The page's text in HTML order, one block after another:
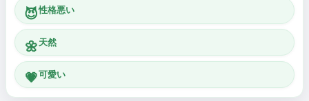
😈性格悪い
🌼 天然
💗可愛い